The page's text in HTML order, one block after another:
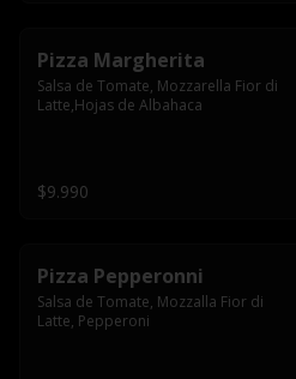
Pizza Margherita
Salsa de Tomate, Mozzarella Fior di
Latte,Hojas de Albahaca
$9.990
Pizza Pepperonni
Salsa de Tomate, Mozzalla Fior di
Latte, Pepperoni